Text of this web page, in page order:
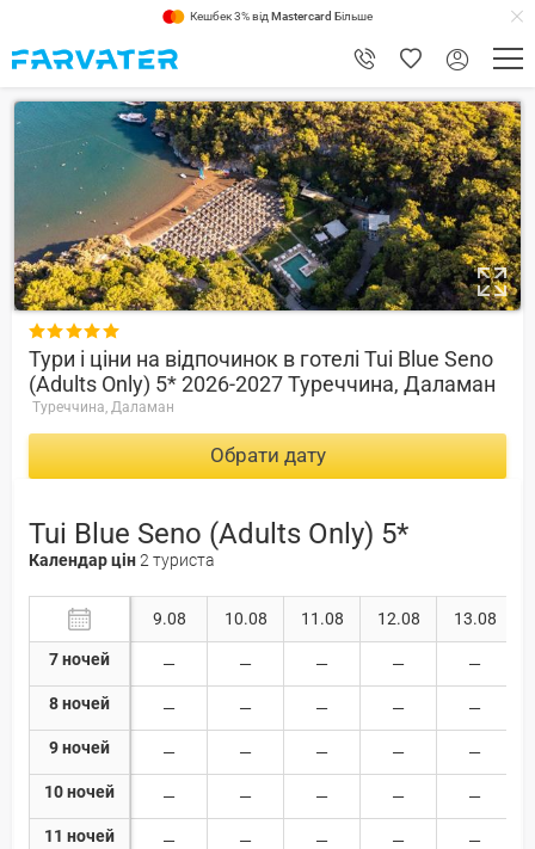
Кешбек 3% від Mastercard Більше
9.2

Тури і ціни на відпочинок в готелі Tui Blue Seno
(Adults Only) 5* 2026-2027 Туреччина, Даламан
Туреччина, Даламан
Обрати дату
Tui Blue Seno (Adults Only) 5*
Календар цін2 туриста
7 ночей
8 ночей
9 ночей
10 ночей
11 ночей
9.08 10.08 11.08 12.08 13.08